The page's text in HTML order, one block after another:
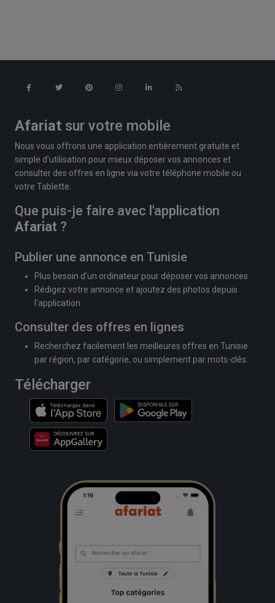
Afariat sur votre mobile
Nous vous offrons une application entièrement gratuite et
simple d'utilisation pour mieux déposer vos annonces et
consulter des offres en ligne via votre téléphone mobile ou
votre Tablette.
Que puis-je faire avec l'application
Afariat ?
Publier une annonce en Tunisie
Plus besoin d'un ordinateur pour déposer vos annonces
Rédigez votre annonce et ajoutez des photos depuis
l'application
Consulter des offres en lignes
Recherchez facilement les meilleures offres en Tunisie
par région, par catégorie, ou simplement par mots-clés.
Télécharger